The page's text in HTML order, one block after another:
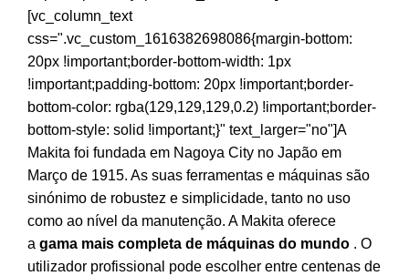
[vc_column_text
css=".vc_custom_1616382698086{margin-bottom:
20px !important;border-bottom-width: 1px
!important;padding-bottom: 20px !important;border-
bottom-color: rgba(129,129,129,0.2) !important;border-
bottom-style: solid !important;}" text_larger="no"]A
Makita foi fundada em Nagoya City no Japão em
Março de 1915. As suas ferramentas e máquinas são
sinónimo de robustez e simplicidade, tanto no uso
como ao nível da manutenção. A Makita oferece
a gama mais completa de máquinas do mundo . O
utilizador profissional pode escolher entre centenas de